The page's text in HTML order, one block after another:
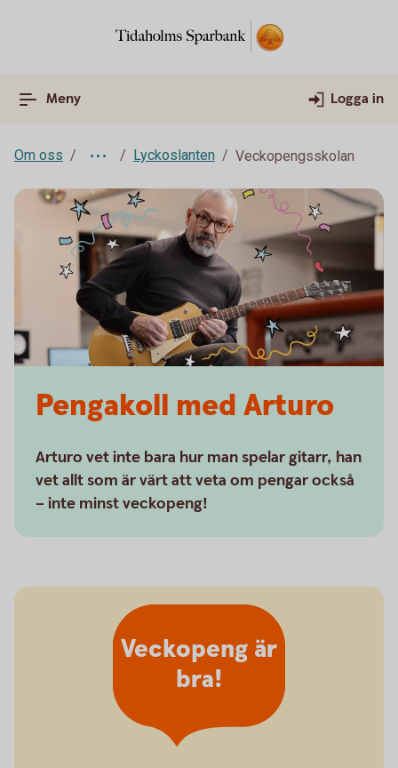
Meny Logga in
Om oss Lyckoslanten Veckopengsskolan
Pengakoll med Arturo
Arturo vet inte bara hur man spelar gitarr, han
vet allt som är värt att veta om pengar också
– inte minst veckopeng!
Veckopeng är
bra!